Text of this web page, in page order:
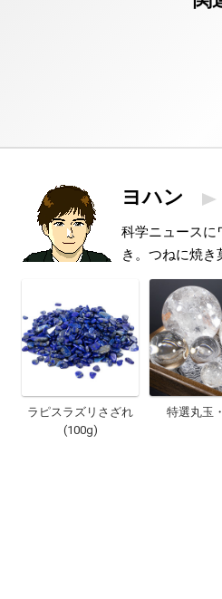
ヨハン
科学ニュースに
き。つねに焼
ラピスラズリさざれ
(100g)
特選丸玉